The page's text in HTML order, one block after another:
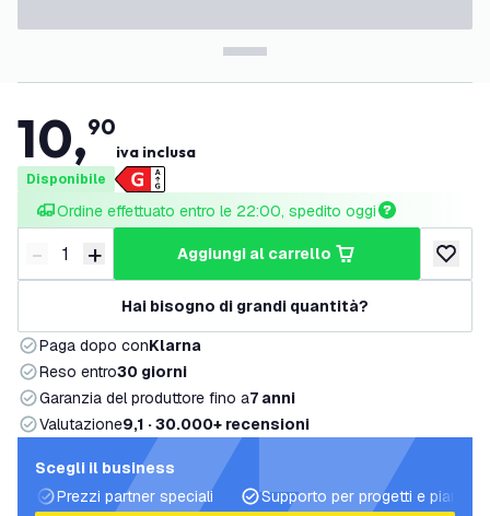
10,90
iva inclusa
Disponibile
Ordine effettuato entro le 22:00, spedito oggi
Riduci quantità
- Aumenta quantità
+ aggiungi al carrello
Hai bisogno di grandi quantità?
Paga dopo conKlarna
Reso entro30 giorni
Garanzia del produttore fino a7 anni
Valutazione9,1 · 30.000+ recensioni
Scegli il business
Prezzi partner speciali
Supporto per progetti e piani di